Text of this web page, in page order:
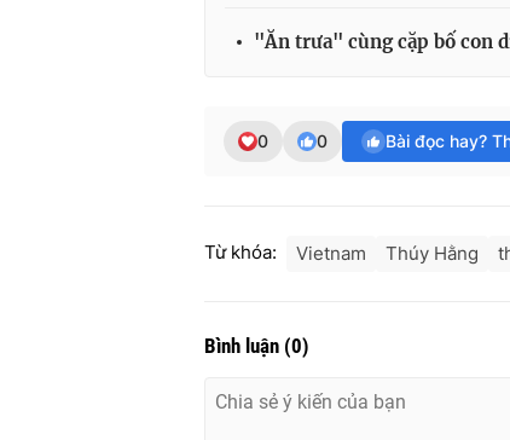
"Ăn trưa" cùng cặp bố con
0 0 Bài đọc hay?
Từ khóa: Vietnam Thúy Hằng
Bình luận (0)